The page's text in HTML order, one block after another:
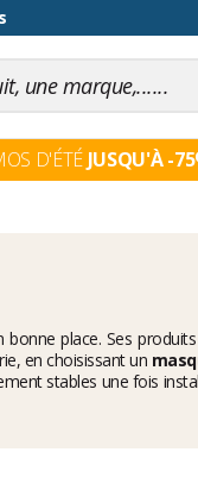
D'ÉTÉ JUSQU'À -
place. Ses
en choisissant un
stables une fois